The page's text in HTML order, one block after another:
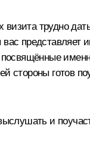
трудно
представляет
посвящённые
стороны готов
и